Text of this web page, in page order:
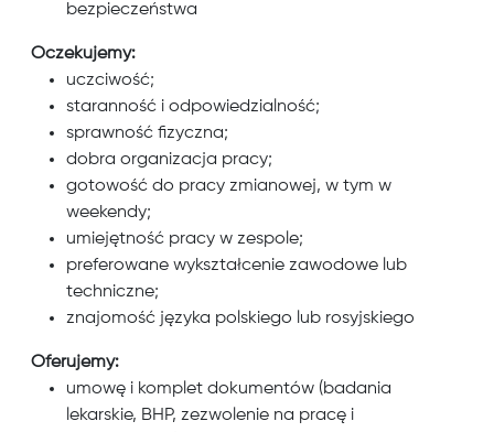
bezpieczeństwa
Oczekujemy:
uczciwość;
staranność i odpowiedzialność;
sprawność fizyczna;
dobra organizacja pracy;
gotowość do pracy zmianowej, w tym w
weekendy;
umiejętność pracy w zespole;
preferowane wykształcenie zawodowe lub
techniczne;
znajomość języka polskiego lub rosyjskiego
Oferujemy:
umowę i komplet dokumentów (badania
lekarskie, BHP, zezwolenie na pracę i